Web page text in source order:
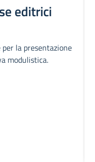
editrici
la presentazione
modulistica.